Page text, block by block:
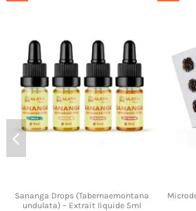
Sananga Drops (Tabernaemontana
undulata) – Extrait liquide 5ml